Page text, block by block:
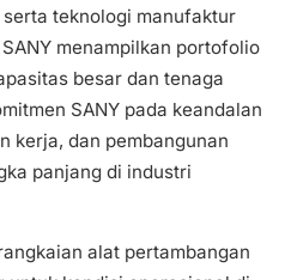
teknologi manufaktur
menampilkan portofolio
besar dan tenaga
SANY pada keandalan
kerja, dan pembangunan
panjang di industri
alat pertambangan